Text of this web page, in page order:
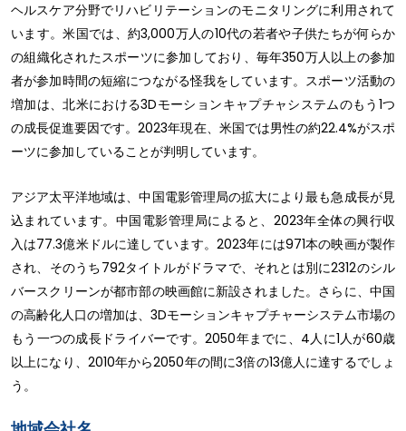
ヘルスケア分野でリハビリテーションのモニタリングに利用されて
います。米国では、約3,000万人の10代の若者や子供たちが何らか
の組織化されたスポーツに参加しており、毎年350万人以上の参加
者が参加時間の短縮につながる怪我をしています。スポーツ活動の
増加は、北米における3Dモーションキャプチャシステムのもう1つ
の成長促進要因です。2023年現在、米国では男性の約22.4%がスポ
ーツに参加していることが判明しています。
アジア太平洋地域は、中国電影管理局の拡大により最も急成長が見
込まれています。中国電影管理局によると、2023年全体の興行収
入は77.3億米ドルに達しています。2023年には971本の映画が製作
され、そのうち792タイトルがドラマで、それとは別に2312のシル
バースクリーンが都市部の映画館に新設されました。さらに、中国
の高齢化人口の増加は、3Dモーションキャプチャーシステム市場の
もう一つの成長ドライバーです。2050年までに、4人に1人が60歳
以上になり、2010年から2050年の間に3倍の13億人に達するでしょ
う。